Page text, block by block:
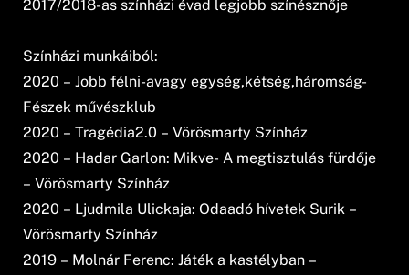
2017/2018-as színházi évad legjobb színésznője
Színházi munkáiból:
2020 – Jobb félni-avagy egység,kétség,háromság-
Fészek művészklub
2020 – Tragédia2.0 – Vörösmarty Színház
2020 – Hadar Garlon: Mikve- A megtisztulás fürdője
– Vörösmarty Színház
2020 – Ljudmila Ulickaja: Odaadó hívetek Surik –
Vörösmarty Színház
2019 – Molnár Ferenc: Játék a kastélyban –